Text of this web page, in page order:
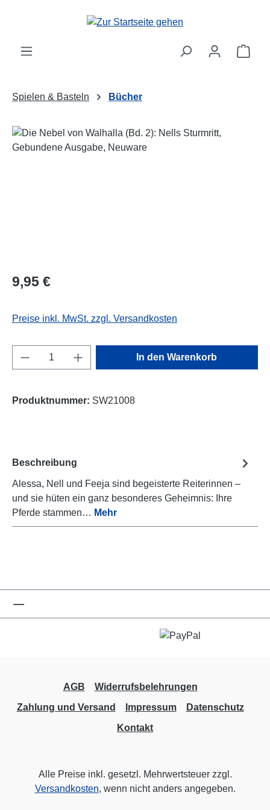
Zum Hauptinhalt springen
Spielen & Basteln Bücher
Bildergalerie überspringen
Regulärer Preis:
9,95 €
Preise inkl. MwSt. zzgl. Versandkosten
Produkt Anzahl: Gib den gewünschten
In den Warenkorb
Produktnummer: SW21008
Beschreibung
Alessa, Nell und Feeja sind begeisterte Reiterinnen –
und sie hüten ein ganz besonderes Geheimnis: Ihre
Pferde stammen… Mehr
AGB
Widerrufsbelehrungen
Zahlung und Versand
Impressum
Datenschutz
Kontakt
Alle Preise inkl. gesetzl. Mehrwertsteuer zzgl.
Versandkosten, wenn nicht anders angegeben.